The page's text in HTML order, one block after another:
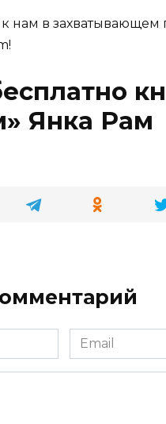
нам в захватывающем
Янка Рам
Email
*